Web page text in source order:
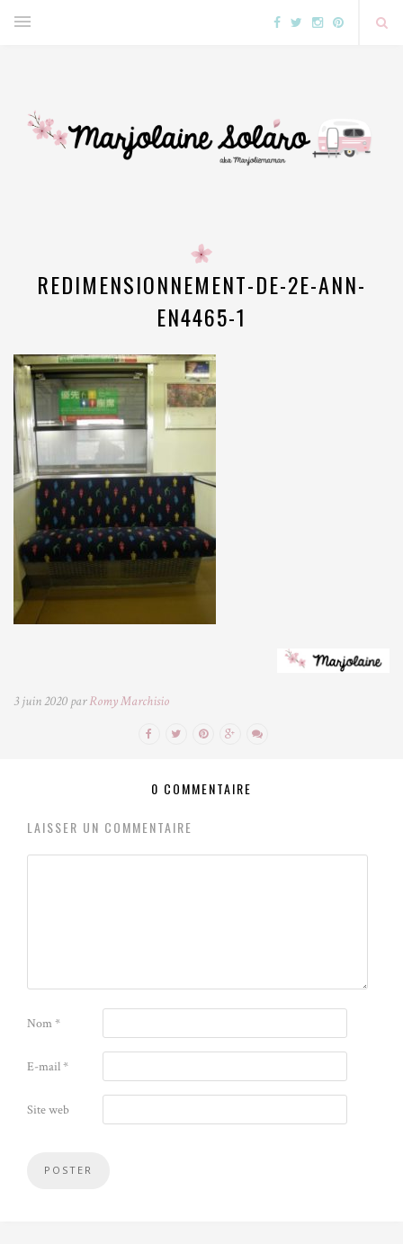
REDIMENSIONNEMENT-DE-2E-ANN-
EN4465-1
3 juin 2020 parRomy Marchisio
0 COMMENTAIRE
LAISSER UN COMMENTAIRE
Nom*
E-mail*
Site web